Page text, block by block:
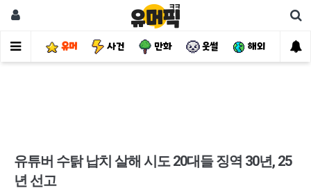
유머 사건 만화 웃썰 해외 핫
유튜버 수탉 납치 살해 시도 20대들 징역 30년, 25
년 선고